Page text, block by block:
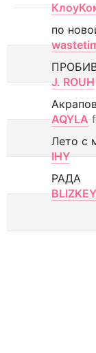
по
J. ROUH
AQYLA
Лето с
IHY
РАДА
BLIZKEY